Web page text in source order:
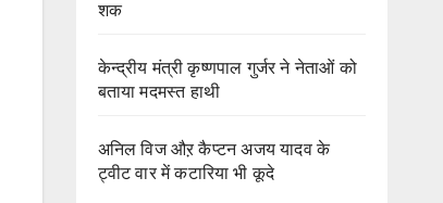
शक
केन्द्रीय मंत्री कृष्णपाल गुर्जर ने नेताओं को
बताया मदमस्त हाथी
अनिल विज औऱ कैप्टन अजय यादव के
ट्वीट वार में कटारिया भी कूदे